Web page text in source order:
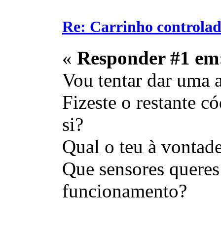
Re: Carrinho
« Responder #1
Vou tentar dar uma
Fizeste o restante
si?
Qual o teu à
Que sensores
funcionamento?